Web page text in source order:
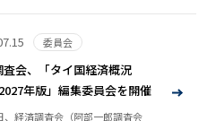
委員会
査会、「タイ国経済概況
年版」編集委員会を開催
、経済調査会（阿部一郎調査会